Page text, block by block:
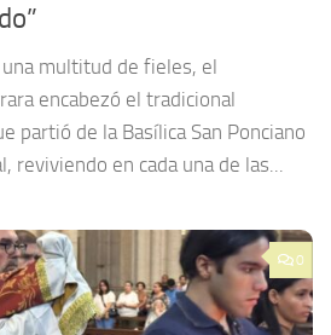
multitud de fieles, el
encabezó el tradicional
partió de la Basílica San Ponciano
reviviendo en cada una de las...
0